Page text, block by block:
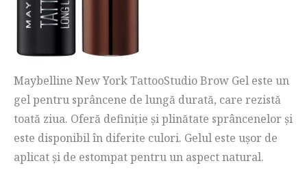
Maybelline New York TattooStudio Brow Gel este un
gel pentru sprâncene de lungă durată, care rezistă
toată ziua. Oferă definiție și plinătate sprâncenelor și
este disponibil în diferite culori. Gelul este ușor de
aplicat și de estompat pentru un aspect natural.